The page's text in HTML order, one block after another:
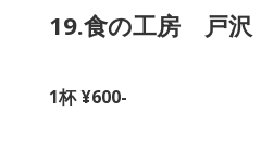
19.食の工房 戸沢
1杯 ¥600-